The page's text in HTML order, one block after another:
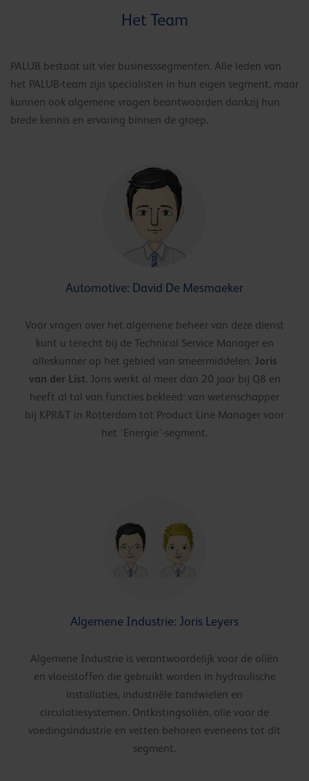
Het Team
PALUB bestaat uit vier businesssegmenten. Alle leden van
het PALUB-team zijn specialisten in hun eigen segment, maar
kunnen ook algemene vragen beantwoorden dankzij hun
brede kennis en ervaring binnen de groep.
Automotive: David De Mesmaeker
Voor vragen over het algemene beheer van deze dienst
kunt u terecht bij de Technical Service Manager en
alleskunner op het gebied van smeermiddelen: Joris
van der List. Joris werkt al meer dan 20 jaar bij Q8 en
heeft al tal van functies bekleed: van wetenschapper
bij KPR&T in Rotterdam tot Product Line Manager voor
het ‘Energie’-segment.
Algemene Industrie: Joris Leyers
Algemene Industrie is verantwoordelijk voor de oliën
en vloeistoffen die gebruikt worden in hydraulische
installaties, industriële tandwielen en
circulatiesystemen. Ontkistingsoliën, olie voor de
voedingsindustrie en vetten behoren eveneens tot dit
segment.